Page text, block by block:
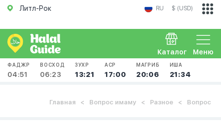
Литл-Рок RU $ (USD)
Меню
Каталог
ФАДЖР
04:51
ВОСХОД
06:23
ЗУХР
13:21
АСР
17:00
МАГРИБ
20:06
ИША
21:34
Главная Вопрос имаму Разное Вопрос